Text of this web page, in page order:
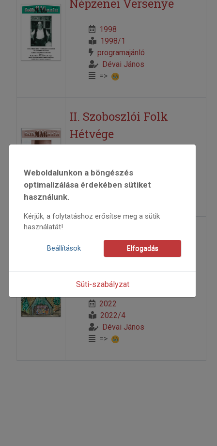
Népzenei Versenye
1998
1998/1
programajánló
Dévai János
=>
II. Szoboszlói Folk
Hétvége
1997/2
Dévai János
Bálint népzenekutató professzorral
2022
2022/4
Dévai János
=>
Weboldalunkon a böngészés
optimalizálása érdekében sütiket
használunk.
Kérjük, a folytatáshoz erősítse meg a sütik
használatát!
Beállítások Elfogadás
Süti-szabályzat